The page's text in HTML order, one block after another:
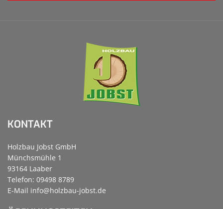
KONTAKT
Holzbau Jobst GmbH
Münchsmühle 1
93164 Laaber
Telefon: 09498 8789
E-Mail info@holzbau-jobst.de